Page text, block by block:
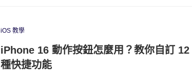
iOS 教學
iPhone 16 動作按鈕怎麼用？教你自訂 12
種快捷功能